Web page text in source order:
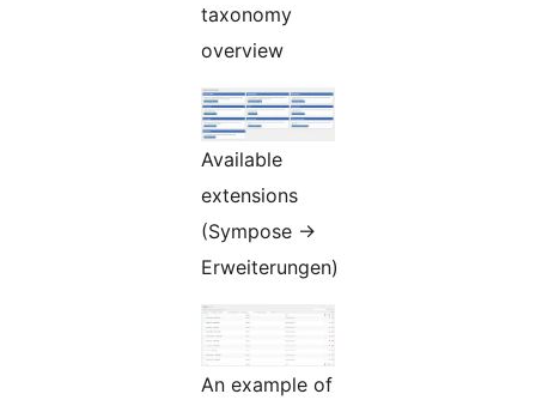
taxonomy
overview
Available
extensions
(Sympose ->
Erweiterungen)
An example of